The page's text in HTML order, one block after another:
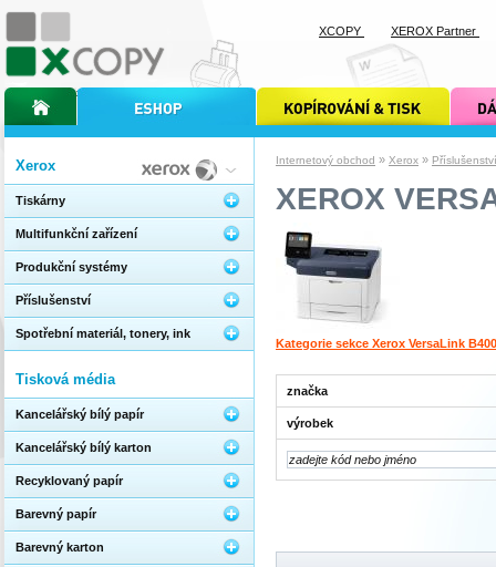
Internetový obchod » Xerox » Příslušenství
XEROX
Kategorie sekce Xerox VersaLink
značka
výrobek
Xerox
Tiskárny
Multifunkční zařízení
Produkční systémy
Příslušenství
Spotřební materiál, tonery, ink
Tisková média
Kancelářský bílý papír
Kancelářský bílý karton
Recyklovaný papír
Barevný papír
Barevný karton
úvodní stránka xcopyinternetový obchod xcopy kopírování a tisk xcopy dárkové
XCOPY XEROX Partner